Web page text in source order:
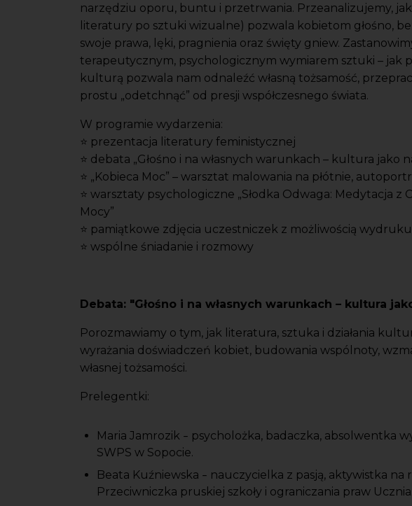
narzędziu oporu, buntu i przetrwania. Przeanalizujemy,
literatury po sztuki wizualne) pozwala kobietom głośno,
swoje prawa, lęki, pragnienia oraz święty gniew.
terapeutycznym, psychologicznym wymiarem sztuki – jak
kulturą pozwala nam odnaleźć własną tożsamość,
prostu „odetchnąć” od presji współczesnego świata.
W programie wydarzenia:
⭐ prezentacja literatury feministycznej
⭐ debata „Głośno i na własnych warunkach – kultura jako
⭐ „Kobieca Moc” – warsztat malowania na płótnie,
⭐ warsztaty psychologiczne „Słodka Odwaga: Medytacja z
Mocy”
⭐ pamiątkowe zdjęcia uczestniczek z możliwością wydruku
⭐ wspólne śniadanie i rozmowy
Debata: "Głośno i na własnych warunkach – kultura
Porozmawiamy o tym, jak literatura, sztuka i działania
wyrażania doświadczeń kobiet, budowania wspólnoty,
własnej tożsamości.
Prelegentki:
Maria Jamrozik – psycholożka, badaczka, absolwentka
SWPS w Sopocie.
Beata Kuźniewska – nauczycielka z pasją, aktywistka na
Przeciwniczka pruskiej szkoły i ograniczania praw Ucznia.